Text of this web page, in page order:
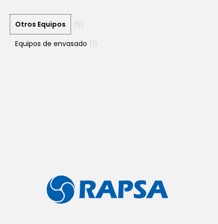
Otros Equipos
(5)
Equipos de envasado (1)